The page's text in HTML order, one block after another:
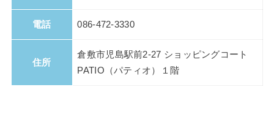
電話 086-472-3330
住所
倉敷市児島駅前2-27 ショッピングコート
PATIO（パティオ）１階